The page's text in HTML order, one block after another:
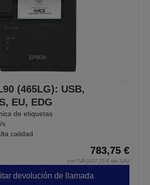
(465LG): USB,
EU, EDG
de etiquetas
s
calidad
783,75 €
con IVA (647,73 € sin IVA)
devolución de llamada